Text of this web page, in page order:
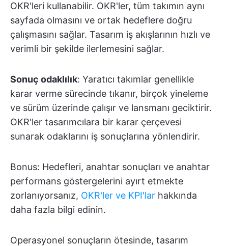
OKR'leri kullanabilir. OKR'ler, tüm takımın aynı
sayfada olmasını ve ortak hedeflere doğru
çalışmasını sağlar. Tasarım iş akışlarının hızlı ve
verimli bir şekilde ilerlemesini sağlar.
Sonuç odaklılık: Yaratıcı takımlar genellikle
karar verme sürecinde tıkanır, birçok yineleme
ve sürüm üzerinde çalışır ve lansmanı geciktirir.
OKR'ler tasarımcılara bir karar çerçevesi
sunarak odaklarını iş sonuçlarına yönlendirir.
Bonus: Hedefleri, anahtar sonuçları ve anahtar
performans göstergelerini ayırt etmekte
zorlanıyorsanız, OKR'ler ve KPI'lar hakkında
daha fazla bilgi edinin.
Operasyonel sonuçların ötesinde, tasarım